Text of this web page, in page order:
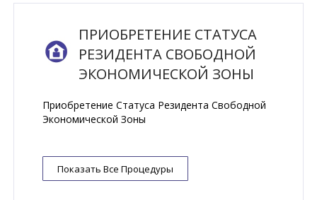
ПРИОБРЕТЕНИЕ СТАТУСА
РЕЗИДЕНТА СВОБОДНОЙ
ЭКОНОМИЧЕСКОЙ ЗОНЫ
Приобретение Статуса Резидента Свободной
Экономической Зоны
Показать Все Процедуры